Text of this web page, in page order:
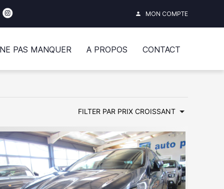
person MON COMPTE
PAS MANQUER A PROPOS CONTACT